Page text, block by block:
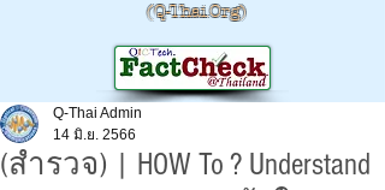
(Q-Thai.Org)
(สำรวจ) | HOW To ? Understand
Q-Thai Admin
14 มิ.ย. 2566